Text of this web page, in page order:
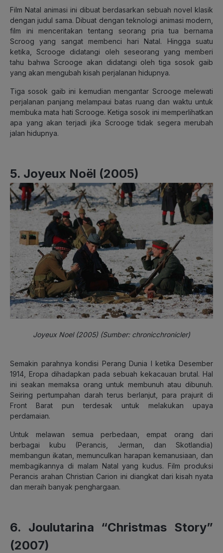
Film Natal animasi ini dibuat berdasarkan sebuah novel klasik
dengan judul sama. Dibuat dengan teknologi animasi modern,
film ini menceritakan tentang seorang pria tua bernama
Scroog yang sangat membenci hari Natal. Hingga suatu
ketika, Scrooge didatangi oleh seseorang yang memberi
tahu bahwa Scrooge akan didatangi oleh tiga sosok gaib
yang akan mengubah kisah perjalanan hidupnya.
Tiga sosok gaib ini kemudian mengantar Scrooge melewati
perjalanan panjang melampaui batas ruang dan waktu untuk
membuka mata hati Scrooge. Ketiga sosok ini memperlihatkan
apa yang akan terjadi jika Scrooge tidak segera merubah
jalan hidupnya.
5. Joyeux Noël (2005)
Joyeux Noel (2005) (Sumber: chronicchronicler)
Semakin parahnya kondisi Perang Dunia I ketika Desember
1914, Eropa dihadapkan pada sebuah kekacauan brutal. Hal
ini seakan memaksa orang untuk membunuh atau dibunuh.
Seiring pertumpahan darah terus berlanjut, para prajurit di
Front Barat pun terdesak untuk melakukan upaya
perdamaian.
Untuk melawan semua perbedaan, empat orang dari
berbagai kubu (Perancis, Jerman, dan Skotlandia)
membangun ikatan, memunculkan harapan kemanusiaan, dan
membagikannya di malam Natal yang kudus. Film produksi
Perancis arahan Christian Carion ini diangkat dari kisah nyata
dan meraih banyak penghargaan.
6. Joulutarina “Christmas Story”
(2007)